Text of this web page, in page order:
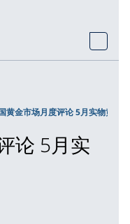
黄金市场月度评论 5月实物黄金
论 5月实